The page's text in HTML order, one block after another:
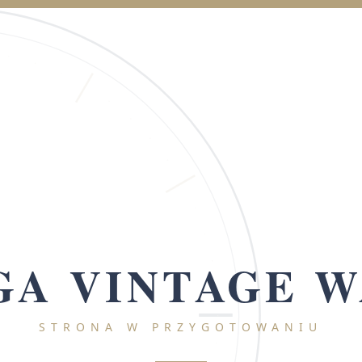
VINTAGE
STRONA W PRZYGOTOWANIU